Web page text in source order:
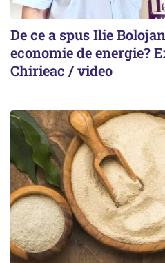
De ce a spus Ilie
economie de energie?
Chirieac / video